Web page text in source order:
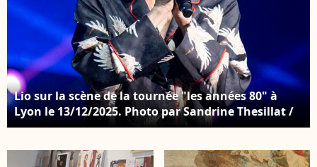
Lio sur la scène de la tournée "les années 80" à
Lyon le 13/12/2025. Photo par Sandrine Thesillat /
PsNewZ